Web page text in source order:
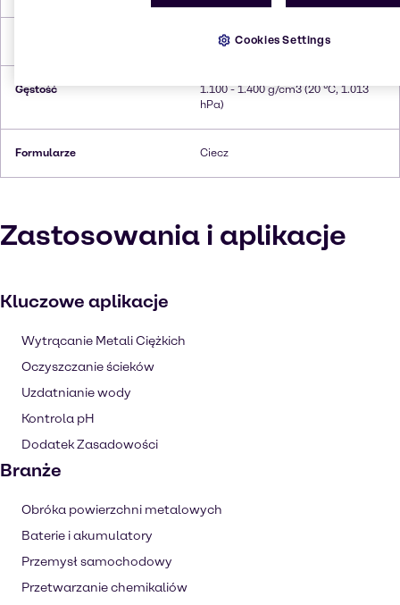
Does not flash
Gęstość
1.100 - 1.400 g/cm3 (20 °C, 1.013
hPa)
Formularze Ciecz
Zastosowania i aplikacje
Kluczowe aplikacje
Wytrącanie Metali Ciężkich
Oczyszczanie ścieków
Uzdatnianie wody
Kontrola pH
Dodatek Zasadowości
Branże
Obróka powierzchni metalowych
Baterie i akumulatory
Przemysł samochodowy
Przetwarzanie chemikaliów
Cookies Settings